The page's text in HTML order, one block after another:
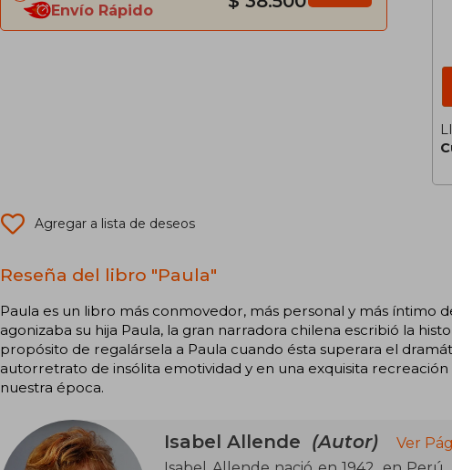
Envío Rápido
Agregar a lista de deseos
Reseña del libro "Paula"
Paula es un libro más conmovedor, más personal y más íntimo
agonizaba su hija Paula, la gran narradora chilena escribió la
propósito de regalársela a Paula cuando ésta superara el
autorretrato de insólita emotividad y en una exquisita recreación
nuestra época.
Isabel Allende (Autor)
Ver